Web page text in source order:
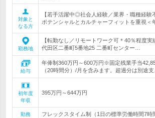
対象と
なる方
【若手活躍中◎社会人経験／業界・職種経
ポテンシャルとカルチャーフィットを重視＜
勤務地
【転勤なし／リモートワーク可＊40％程度
代田区二番町5番地25 二番町センター…
給与
年俸制360万円～600万円※固定残業手当
（20時間分）/月を含みます。超過分は別途支
初年度
年収
395万円～644万円
勤務
フレックスタイム制（1日の標準労働時間7